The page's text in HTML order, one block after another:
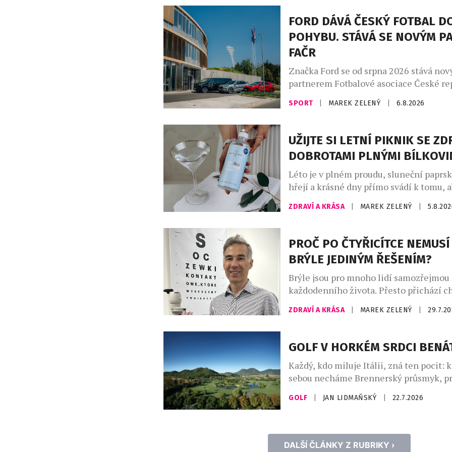
FORD DÁVÁ ČESKÝ FOTBAL
POHYBU. STÁVÁ SE NOVÝM
FAČR
Značka Ford se od srpna 2026 stává
partnerem Fotbalové asociace České
rámci tříleté spolupráce zajistí mobilitu
reprezentačních týmů i českého fotbalu
fotbal do pohybu“, propojuje praktickou
ambicí podílet se na dlouhodobé
fotbalového prostředí. Ford vstupuje do
fotbalu v […]
SPORT MAREK ZELENÝ 6.8.2026
UŽIJTE SI LETNÍ PIKNIK SE
DOBROTAMI PLNÝMI
Léto je v plném proudu, sluneční
hřejí a krásné dny přímo svádí k tomu,
trávili čas venku. A co k pravému létu
dokonalý piknik a dobré a zdravé
inovátorů a milovníků zdravého
Atrey a Kateřina Rae. […]
ZDRAVÍ A KRÁSA MAREK ZELENÝ
PROČ PO ČTYŘICÍTCE
BRÝLE JEDINÝM ŘEŠENÍM?
Brýle jsou pro mnoho lidí samozřejmou
každodenního života. Přesto přichází
začnou být spíše omezením než
Zejména po čtyřicítce, kdy se objevuje
zaostřovat na blízko, mnoho lidí
několika párů brýlí není vždy
Paradoxně si řada z nich ani
ZDRAVÍ A KRÁSA MAREK ZELENÝ
GOLF V HORKÉM SRDCI
Každý, kdo miluje Itálii, zná ten pocit:
sebou necháme Brennerský průsmyk,
Alpy, a hory najednou vystřídá naprostá
sahá až k horizontu – a zde už začíná
dohodil jižně od Padovy […]
GOLF JAN LIDMAŇSKÝ 22.7.2026
DALŠÍ ČLÁNKY Z RUBRIKY ›